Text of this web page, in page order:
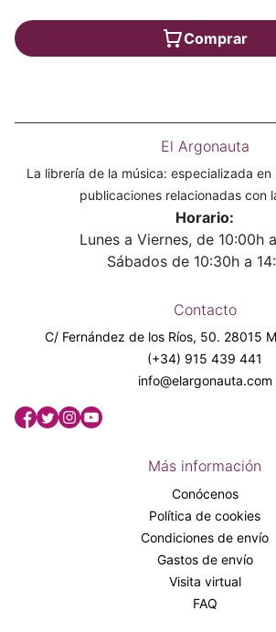
Comprar
El Argonauta
La librería de la música: especializada
publicaciones relacionadas con
Horario:
Lunes a Viernes, de 10:00h
Sábados de 10:30h a
Contacto
C/ Fernández de los Ríos, 50. 28015
(+34) 915 439 441
info@elargonauta.com
Más información
Conócenos
Política de cookies
Condiciones de envío
Gastos de envío
Visita virtual
FAQ